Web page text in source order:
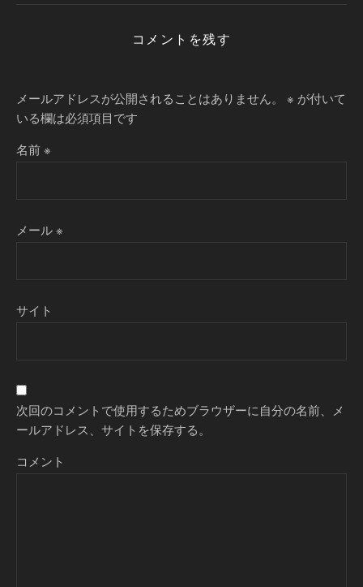
コメントを残す
メールアドレスが公開されることはありません。 ※ が付いて
いる欄は必須項目です
名前※
メール※
サイト
次回のコメントで使用するためブラウザーに自分の名前、メ
ールアドレス、サイトを保存する。
コメント